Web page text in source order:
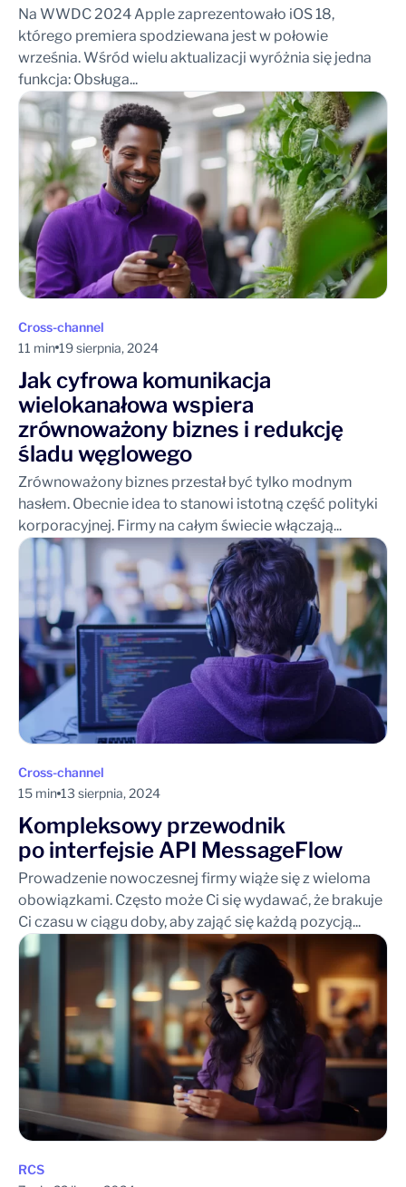
Na WWDC 2024 Apple zaprezentowało iOS 18,
którego premiera spodziewana jest w połowie
września. Wśród wielu aktualizacji wyróżnia się jedna
funkcja: Obsługa...
Cross-channel
11 min 19 sierpnia, 2024
Jak cyfrowa komunikacja
wielokanałowa wspiera
zrównoważony biznes i redukcję
śladu węglowego
Zrównoważony biznes przestał być tylko modnym
hasłem. Obecnie idea to stanowi istotną część polityki
korporacyjnej. Firmy na całym świecie włączają...
Cross-channel
15 min 13 sierpnia, 2024
Kompleksowy przewodnik
po interfejsie API MessageFlow
Prowadzenie nowoczesnej firmy wiąże się z wieloma
obowiązkami. Często może Ci się wydawać, że brakuje
Ci czasu w ciągu doby, aby zająć się każdą pozycją...
RCS